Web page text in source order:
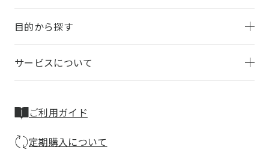
目的から探す
サービスについて
ご利用ガイド
定期購入について